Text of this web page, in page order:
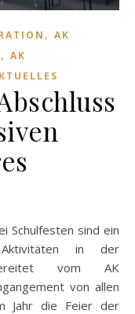
, AK
, AK
in der
vom AK
von allen
Jahr die Feier der